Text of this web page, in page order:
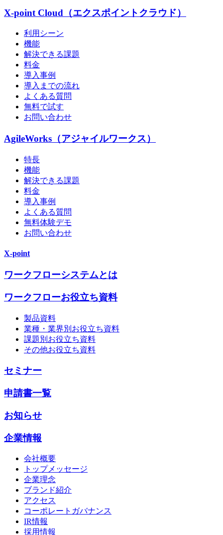
X-point Cloud（エクスポイントクラウド）
利用シーン
機能
解決できる課題
料金
導入事例
導入までの流れ
よくある質問
無料で試す
お問い合わせ
AgileWorks（アジャイルワークス）
特長
機能
解決できる課題
料金
導入事例
よくある質問
無料体験デモ
お問い合わせ
X-point
ワークフローシステムとは
ワークフローお役立ち資料
製品資料
業種・業界別お役立ち資料
課題別お役立ち資料
その他お役立ち資料
セミナー
申請書一覧
お知らせ
企業情報
会社概要
トップメッセージ
企業理念
ブランド紹介
アクセス
コーポレートガバナンス
IR情報
採用情報